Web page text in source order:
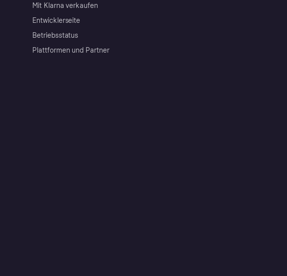
Mit Klarna verkaufen
Entwicklerseite
Betriebsstatus
Plattformen und Partner